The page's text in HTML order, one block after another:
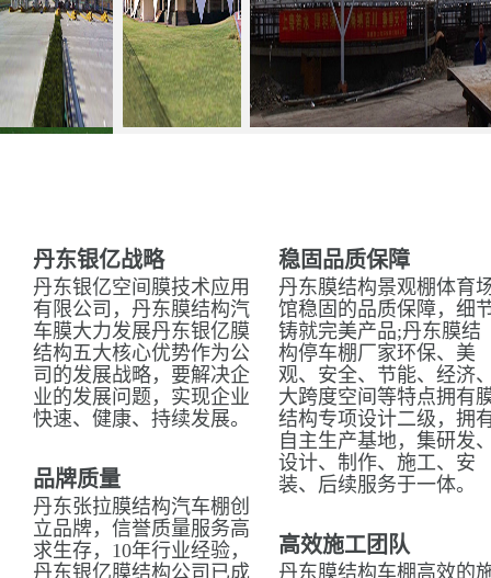
丹东银亿战略
丹东银亿空间膜技术应用
有限公司，丹东膜结构汽
车膜大力发展丹东银亿膜
结构五大核心优势作为公
司的发展战略，要解决企
业的发展问题，实现企业
快速、健康、持续发展。
品牌质量
丹东张拉膜结构汽车棚创
立品牌，信誉质量服务高
求生存，10年行业经验，
丹东银亿膜结构公司已成
稳固品质保障
丹东膜结构景观棚体育
馆稳固的品质保障，细
铸就完美产品;丹东膜结
构停车棚厂家环保、美
观、安全、节能、经济
大跨度空间等特点拥有
结构专项设计二级，拥
自主生产基地，集研发
设计、制作、施工、安
装、后续服务于一体。
高效施工团队
丹东膜结构车棚高效的